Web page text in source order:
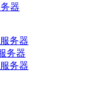
器
务器
务器
务器